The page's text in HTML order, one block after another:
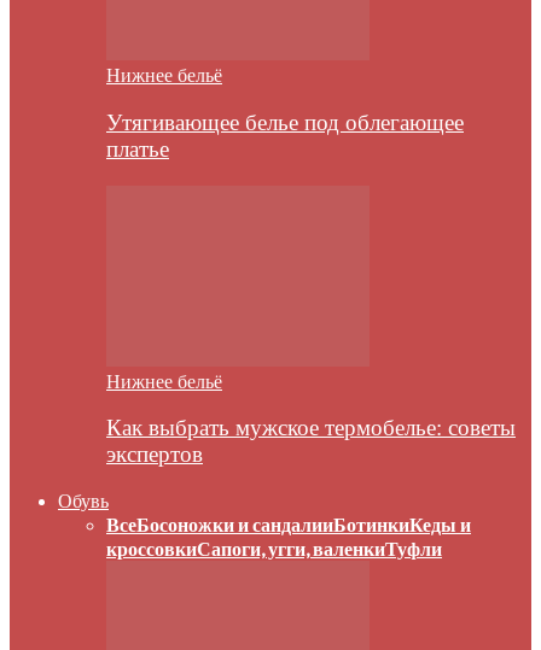
Нижнее бельё
Утягивающее белье под облегающее
платье
Нижнее бельё
Как выбрать мужское термобелье: советы
экспертов
Обувь
ВсеБосоножки и сандалииБотинкиКеды и
кроссовкиСапоги, угги, валенкиТуфли